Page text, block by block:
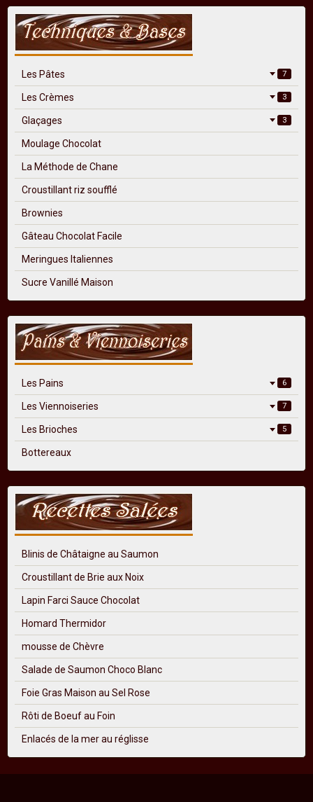
Les Pâtes 7
Les Crèmes 3
Glaçages 3
Moulage Chocolat
La Méthode de Chane
Croustillant riz soufflé
Brownies
Gâteau Chocolat Facile
Meringues Italiennes
Sucre Vanillé Maison
Les Pains 6
Les Viennoiseries 7
Les Brioches 5
Bottereaux
Blinis de Châtaigne au Saumon
Croustillant de Brie aux Noix
Lapin Farci Sauce Chocolat
Homard Thermidor
mousse de Chèvre
Salade de Saumon Choco Blanc
Foie Gras Maison au Sel Rose
Rôti de Boeuf au Foin
Enlacés de la mer au réglisse